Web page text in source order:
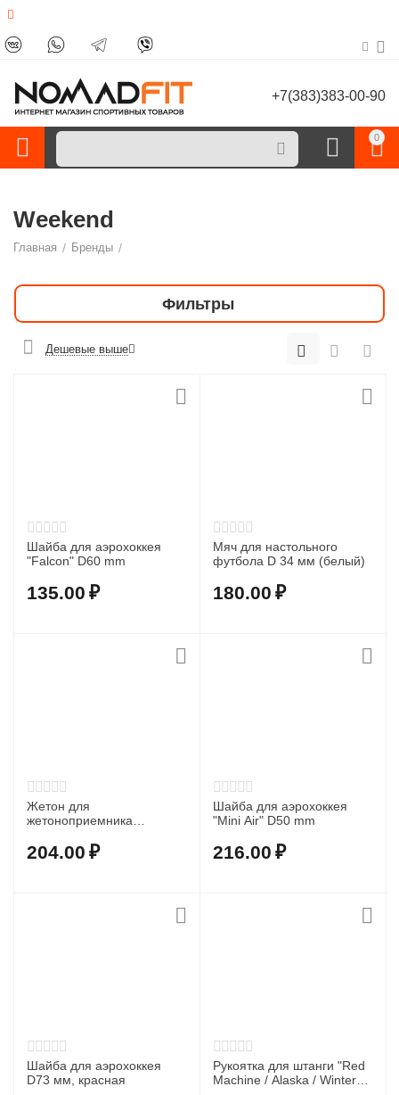
+7(383)383-00-90
0
Weekend
Главная / Бренды /
Фильтры
Дешевые выше
Шайба для аэрохоккея
"Falcon" D60 mm
135.00 ₽
Мяч для настольного
футбола D 34 мм (белый)
180.00 ₽
Жетон для
жетоноприемника
204.00 ₽
Шайба для аэрохоккея
"Mini Air" D50 mm
216.00 ₽
Шайба для аэрохоккея
D73 мм, красная
Рукоятка для штанги "Red
Machine / Alaska / Winter